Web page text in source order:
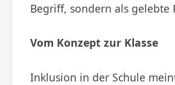
Begriff, sondern als gelebte
Vom Konzept zur Klasse
Inklusion in der Schule